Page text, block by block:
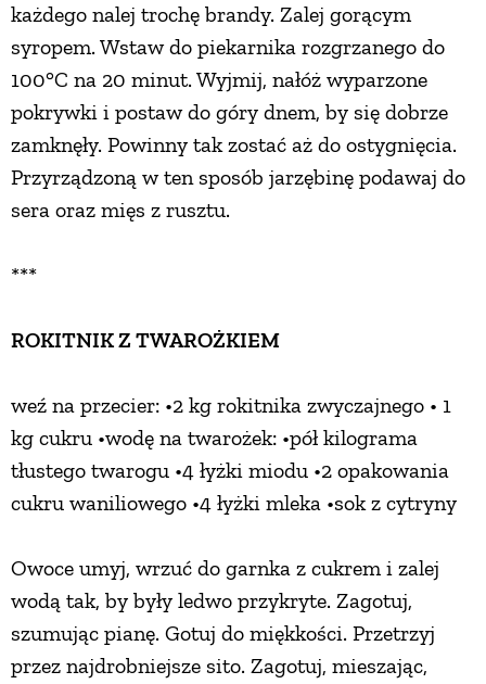
każdego nalej trochę brandy. Zalej gorącym
syropem. Wstaw do piekarnika rozgrzanego do
100°C na 20 minut. Wyjmij, nałóż wyparzone
pokrywki i postaw do góry dnem, by się dobrze
zamknęły. Powinny tak zostać aż do ostygnięcia.
Przyrządzoną w ten sposób jarzębinę podawaj do
sera oraz mięs z rusztu.
***
ROKITNIK Z TWAROŻKIEM
weź na przecier: •2 kg rokitnika zwyczajnego • 1
kg cukru •wodę na twarożek: •pół kilograma
tłustego twarogu •4 łyżki miodu •2 opakowania
cukru waniliowego •4 łyżki mleka •sok z cytryny
Owoce umyj, wrzuć do garnka z cukrem i zalej
wodą tak, by były ledwo przykryte. Zagotuj,
szumując pianę. Gotuj do miękkości. Przetrzyj
przez najdrobniejsze sito. Zagotuj, mieszając,